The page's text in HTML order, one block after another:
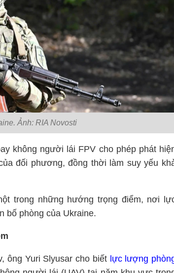
Ảnh: RIA Novosti
không người lái FPV cho phép phát
đối phương, đồng thời làm suy yếu
trong những hướng trọng điểm, nơi
bố phòng của Ukraine.
ông Yuri Slyusar cho biết lực lượng